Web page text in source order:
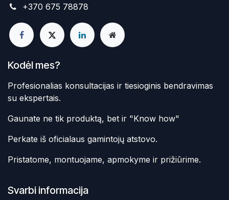
+370 675 78878
Kodėl mes?
Profesionalias konsultacijas ir tiesioginis bendravimas
su ekspertais.
Gaunate ne tik produktą, bet ir "Know how"
Perkate iš oficialaus gamintojų atstovo.
Pristatome, montuojame, apmokyme ir prižiūrime.
Svarbi informacija